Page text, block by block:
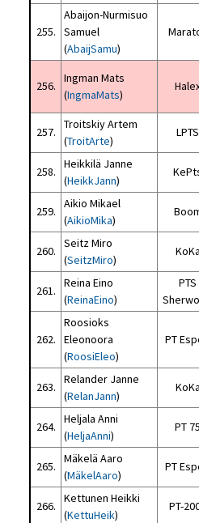
255.
Abaijon-Nurmisuo
Samuel
(AbaijSamu)
256.
Ingman Mats
(IngmaMats)
257.
Troitskiy Artem
(TroitArte)
LPTS
258.
Heikkilä Janne
(HeikkJann)
259.
Aikio Mikael
(AikioMika)
260.
Seitz Miro
(SeitzMiro)
KoKa
261.
Reina Eino
(ReinaEino)
PTS
262.
Roosioks
Eleonoora
(RoosiEleo)
PT
263.
Relander Janne
(RelanJann)
KoKa
264.
Heljala Anni
(HeljaAnni)
PT 75
265.
Mäkelä Aaro
(MäkelAaro)
PT
266.
Kettunen Heikki
(KettuHeik)
PT-